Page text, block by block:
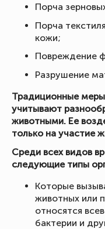
Порча
Порча
кожи;
Повреждение
Разрушение
Традиционные
учитывают
животными. Ее
только на участие
Среди всех видов
следующие типы
Которые
животных или
относятся
бактерии и